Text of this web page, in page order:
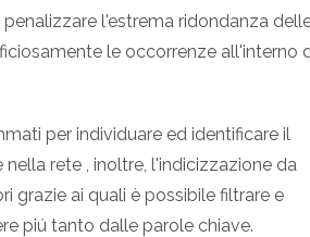
l'estrema ridondanza
le occorrenze all'interno
per individuare ed identificare il
rete , inoltre, l'indicizzazione da
grazie ai quali è possibile filtrare e
piú tanto dalle parole chiave.